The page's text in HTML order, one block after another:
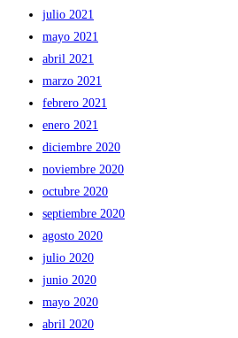
julio 2021
mayo 2021
abril 2021
marzo 2021
febrero 2021
enero 2021
diciembre 2020
noviembre 2020
octubre 2020
septiembre 2020
agosto 2020
julio 2020
junio 2020
mayo 2020
abril 2020